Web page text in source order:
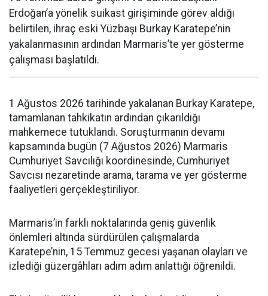
Erdoğan’a yönelik suikast girişiminde görev aldığı
belirtilen, ihraç eski Yüzbaşı Burkay Karatepe’nin
yakalanmasının ardından Marmaris’te yer gösterme
çalışması başlatıldı.
1 Ağustos 2026 tarihinde yakalanan Burkay Karatepe,
tamamlanan tahkikatın ardından çıkarıldığı
mahkemece tutuklandı. Soruşturmanın devamı
kapsamında bugün (7 Ağustos 2026) Marmaris
Cumhuriyet Savcılığı koordinesinde, Cumhuriyet
Savcısı nezaretinde arama, tarama ve yer gösterme
faaliyetleri gerçekleştiriliyor.
Marmaris’in farklı noktalarında geniş güvenlik
önlemleri altında sürdürülen çalışmalarda
Karatepe’nin, 15 Temmuz gecesi yaşanan olayları ve
izlediği güzergâhları adım adım anlattığı öğrenildi.